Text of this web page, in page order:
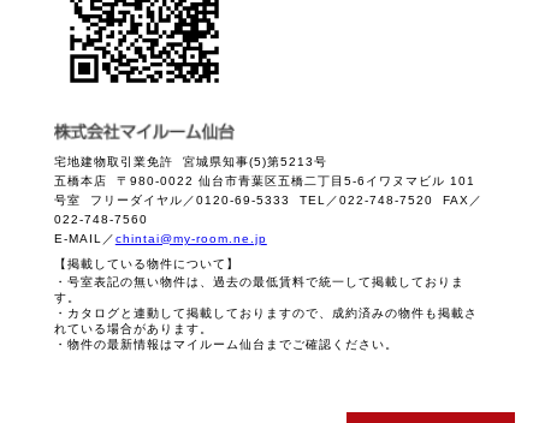
宅地建物取引業免許 宮城県知事(5)第5213号
五橋本店 〒980-0022 仙台市青葉区五橋二丁目5-6イワヌマビル 101
号室 フリーダイヤル／0120-69-5333 TEL／022-748-7520 FAX／
022-748-7560
E-MAIL／chintai@my-room.ne.jp
【掲載している物件について】
・号室表記の無い物件は、過去の最低賃料で統一して掲載しておりま
す。
・カタログと連動して掲載しておりますので、成約済みの物件も掲載さ
れている場合があります。
・物件の最新情報はマイルーム仙台までご確認ください。